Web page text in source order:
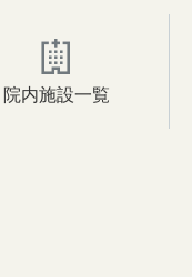
院内施設一覧